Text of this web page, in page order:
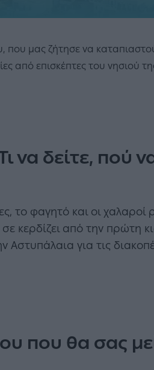
που μας ζήτησε να
από επισκέπτες του νησιού
να δείτε, πού
το φαγητό και οι χαλαροί
κερδίζει από την πρώτη
Αστυπάλαια για τις
που θα σας